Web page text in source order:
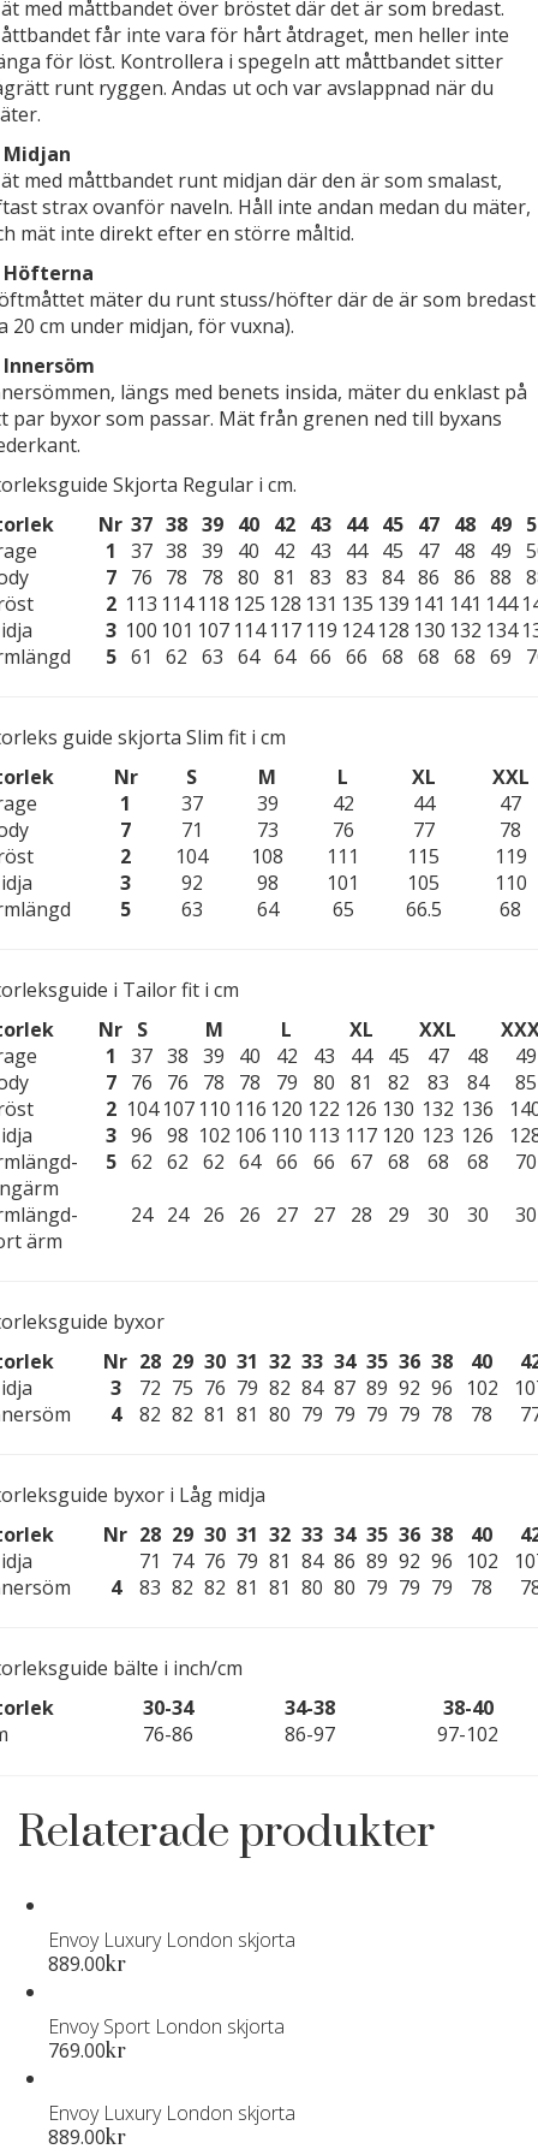
med måttbandet över bröstet där det är som bredast.
får inte vara för hårt åtdraget, men heller inte
för löst. Kontrollera i spegeln att måttbandet sitter
runt ryggen. Andas ut och var avslappnad när du
Midjan
med måttbandet runt midjan där den är som smalast,
strax ovanför naveln. Håll inte andan medan du mäter,
mät inte direkt efter en större måltid.
Höfterna
mäter du runt stuss/höfter där de är som bredast
20 cm under midjan, för vuxna).
Innersöm
längs med benets insida, mäter du enklast på
par byxor som passar. Mät från grenen ned till byxans
Skjorta Regular i cm.
Nr 37 38 39 40 42 43 44 45 47 48 49
1 37 38 39 40 42 43 44 45 47 48 49
7 76 78 78 80 81 83 83 84 86 86 88
2 113 114 118 125 128 131 135 139 141 141 144
3 100 101 107 114 117 119 124 128 130 132 134
5 61 62 63 64 64 66 66 68 68 68 69
guide skjorta Slim fit i cm
Nr S M L XL
XXL
1 37 39 42 44
47
7 71 73 76 77
78
2 104 108 111 115
119
3 92 98 101 105
110
5 63 64 65 66.5 68
i Tailor fit i cm
Nr S M L XL XXL
1 37 38 39 40 42 43 44 45 47 48
49
7 76 76 78 78 79 80 81 82 83 84
85
2 104 107 110 116 120 122 126 130 132 136
3 96 98 102 106 110 113 117 120 123 126
5 62 62 62 64 66 66 67 68 68 68
70
ärm
24 24 26 26 27 27 28 29 30 30 30
byxor
Nr 28 29 30 31 32 33 34 35 36 38 40
3 72 75 76 79 82 84 87 89 92 96 102
4 82 82 81 81 80 79 79 79 79 78 78
byxor i Låg midja
Nr 28 29 30 31 32 33 34 35 36 38 40
71 74 76 79 81 84 86 89 92 96 102
4 83 82 82 81 81 80 80 79 79 79 78
bälte i inch/cm
30-34 34-38
38-40
76-86 86-97 97-102
Relaterade produkter
Envoy Luxury London skjorta
Den
produkten
har
De
olika
889.00kr
Envoy Sport London skjorta
Den
produkten
har
769.00kr
Envoy Luxury London skjorta
Den
889.00kr